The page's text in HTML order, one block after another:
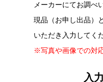
メーカーにてお調べ
現品（お申し出品）
いただき入力してく
※写真や画像での対
入